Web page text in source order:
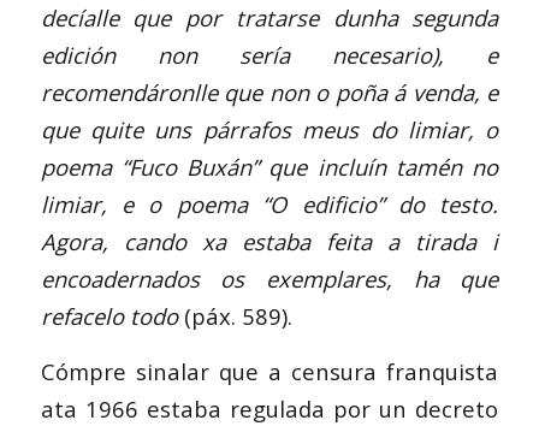
decíalle que por tratarse dunha segunda
edición non sería necesario), e
recomendáronlle que non o poña á venda, e
que quite uns párrafos meus do limiar, o
poema “Fuco Buxán” que incluín tamén no
limiar, e o poema “O edificio” do testo.
Agora, cando xa estaba feita a tirada i
encoadernados os exemplares, ha que
refacelo todo(páx. 589).
Cómpre sinalar que a censura franquista
ata 1966 estaba regulada por un decreto